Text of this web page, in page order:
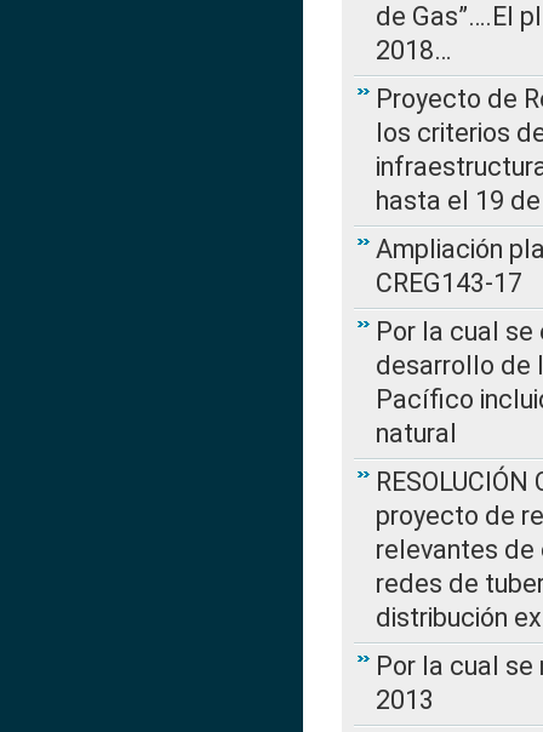
de Gas”….El
2018…
Proyecto de
los criterios
hasta el 19
Ampliación
CREG143-17
Por la cual
desarrollo de
Pacífico
natural
proyecto de
relevantes de
redes de
distribución
Por la cual se
2013